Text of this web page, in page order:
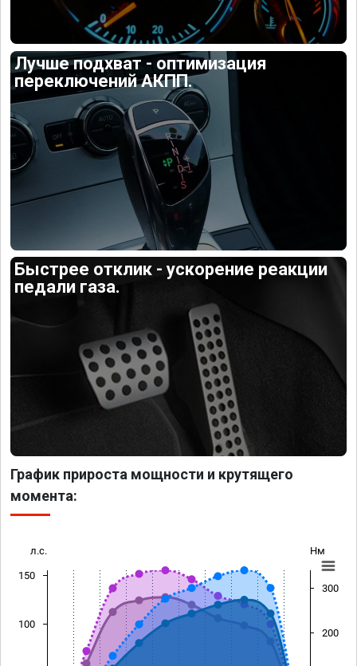
Лучше подхват - оптимизация
переключений АКПП.
Быстрее отклик - ускорение реакции
педали газа.
График прироста мощности и крутящего
момента:
л.с. Нм
100
150
200
300